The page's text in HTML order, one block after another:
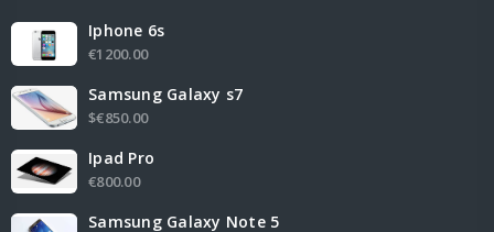
Iphone 6s
€1200.00
Samsung Galaxy s7
$€850.00
Ipad Pro
€800.00
Samsung Galaxy Note 5